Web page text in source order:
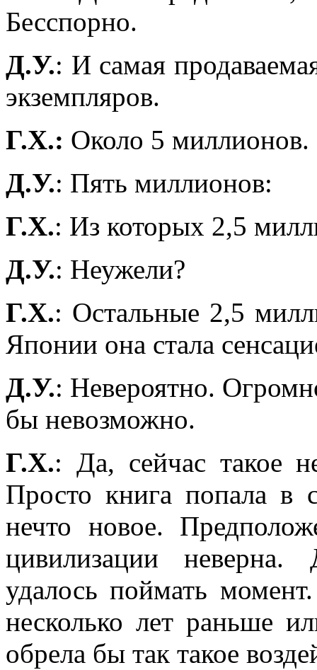
Бесспорно.
Д.У.: И самая
экземпляров.
Г.Х.: Около 5 миллионов.
Д.У.: Пять миллионов:
Г.Х.: Из которых 2,5
Д.У.: Неужели?
Г.Х.: Остальные 2,5
Японии она стала
Д.У.: Невероятно.
бы невозможно.
Г.Х.: Да, сейчас такое
Просто книга попала в
нечто новое.
цивилизации
удалось поймать
несколько лет раньше
обрела бы так такое